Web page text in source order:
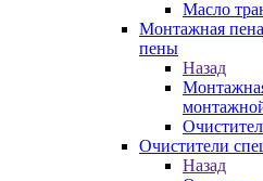
Масло
Монтажная
пены
Назад
Очистители
Назад